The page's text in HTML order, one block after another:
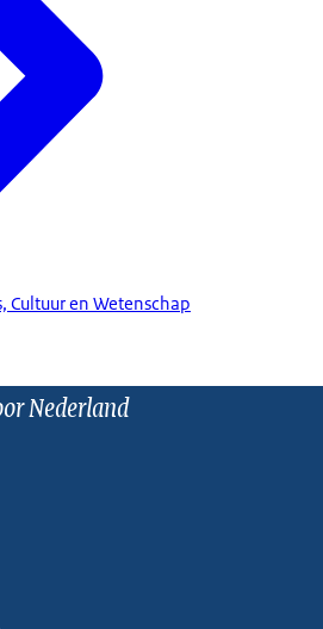
en Wetenschap
Nederland